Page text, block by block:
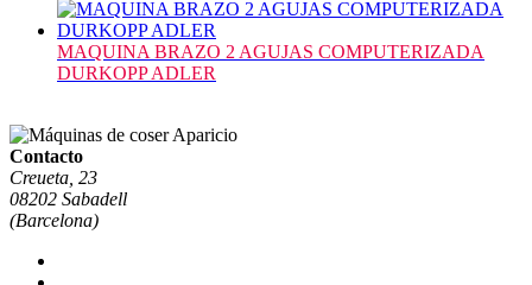
MAQUINA BRAZO 2 AGUJAS COMPUTERIZADA
DURKOPP ADLER
Contacto
Creueta, 23
08202 Sabadell
(Barcelona)